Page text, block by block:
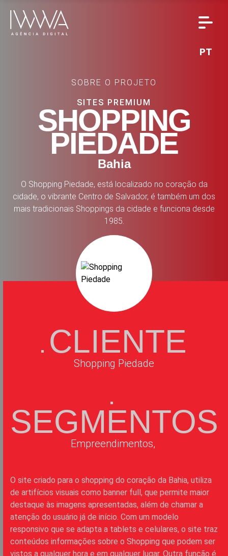
PT
SOBRE O PROJETO
SITES PREMIUM
SHOPPING
PIEDADE
Bahia
O Shopping Piedade, está localizado no coração da
cidade, o vibrante Centro de Salvador, é também um dos
mais tradicionais Shoppings da cidade e funciona desde
1985.
CLIENTE
Shopping Piedade
SEGMENTOS
Empreendimentos,
O site criado para o shopping do coração da Bahia, utiliza
de artifícios visuais como banner full, que permite maior
destaque às imagens apresentadas, além de chamar a
atenção do usuário já de início. Com um modelo
responsivo que se adapta a tablets e celulares, o site traz
conteúdos informações sobre o Shopping que podem ser
vistos a qualquer hora e em qualquer lugar. Outra função é